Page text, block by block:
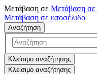
Μετάβαση σε Μετάβαση σε
Μετάβαση σε υποσέλιδο
Αναζήτηση
Κλείσιμο αναζήτησης
Κλείσιμο αναζήτησης